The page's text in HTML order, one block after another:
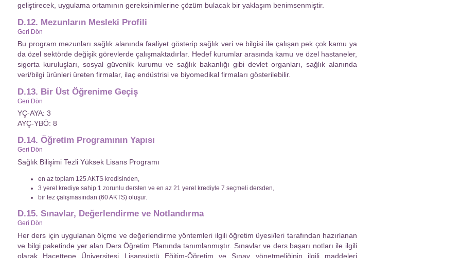
geliştirecek, uygulama ortamının gereksinimlerine çözüm bulacak bir yaklaşım benimsenmiştir.
D.12. Mezunların Mesleki Profili
Geri Dön
Bu program mezunları sağlık alanında faaliyet gösterip sağlık veri ve bilgisi ile çalışan pek çok kamu ya
da özel sektörde değişik görevlerde çalışmaktadırlar. Hedef kurumlar arasında kamu ve özel hastaneler,
sigorta kuruluşları, sosyal güvenlik kurumu ve sağlık bakanlığı gibi devlet organları, sağlık alanında
veri/bilgi ürünleri üreten firmalar, ilaç endüstrisi ve biyomedikal firmaları gösterilebilir.
D.13. Bir Üst Öğrenime Geçiş
Geri Dön
YÇ-AYA: 3
AYÇ-YBÖ: 8
D.14. Öğretim Programının Yapısı
Geri Dön
Sağlık Bilişimi Tezli Yüksek Lisans Programı
en az toplam 125 AKTS kredisinden,
3 yerel krediye sahip 1 zorunlu dersten ve en az 21 yerel krediyle 7 seçmeli dersden,
bir tez çalışmasından (60 AKTS) oluşur.
D.15. Sınavlar, Değerlendirme ve Notlandırma
Geri Dön
Her ders için uygulanan ölçme ve değerlendirme yöntemleri ilgili öğretim üyesi/leri tarafından hazırlanan
ve bilgi paketinde yer alan Ders Öğretim Planında tanımlanmıştır. Sınavlar ve ders başarı notları ile ilgili
olarak Hacettepe Üniversitesi Lisansüstü Eğitim-Öğretim ve Sınav yönetmeliğinin ilgili maddeleri